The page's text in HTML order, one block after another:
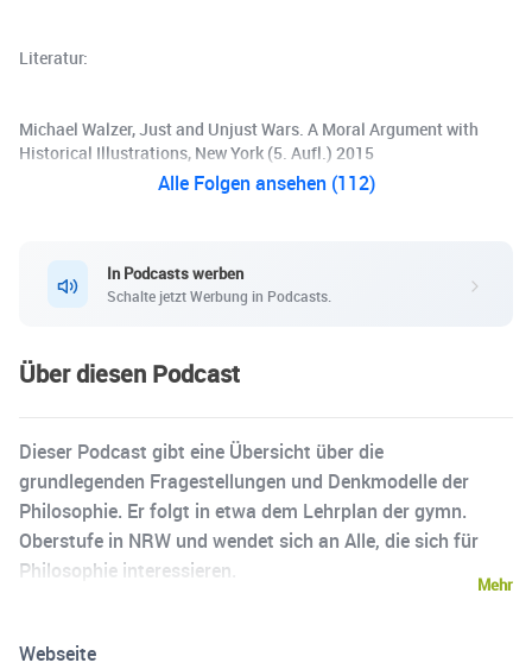
Literatur:
Michael Walzer, Just and Unjust Wars. A Moral Argument with
Historical Illustrations, New York (5. Aufl.) 2015
Alle Folgen ansehen (112)
In Podcasts werben
Schalte jetzt Werbung in Podcasts.
Über diesen Podcast
Dieser Podcast gibt eine Übersicht über die
grundlegenden Fragestellungen und Denkmodelle der
Philosophie. Er folgt in etwa dem Lehrplan der gymn.
Oberstufe in NRW und wendet sich an Alle, die sich für
Philosophie interessieren.
Mehr
Webseite